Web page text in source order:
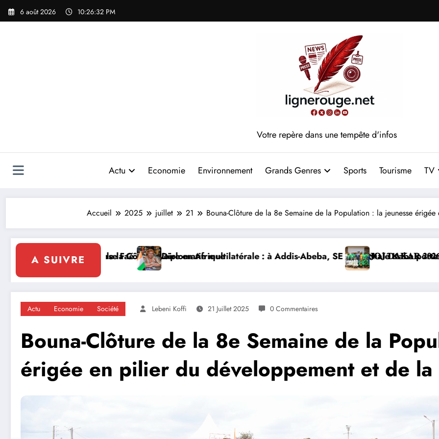
Aller
6 août 2026 10:26:34 PM
Votre repère dans une tempête d'infos
Actu Economie Environnement Grands Genres Sports Tourisme TV
Accueil 2025 juillet 21 Bouna-Clôture de la 8e Semaine de la Population : la jeunesse
A SUIVRE
Afrique
multilatérale : à Addis-Abeba, SE Mme Nialé Kaba porte la voix de la Côte d’Ivoire et lance la
𝐉𝐎𝐉 𝐃𝐀𝐊𝐀𝐑 𝟐𝟎𝟐𝟔 : 𝐋𝐄𝐒 𝐀𝐓𝐇𝐋È𝐓𝐄𝐒 𝐈𝐕𝐎𝐈𝐑𝐈𝐄𝐍𝐒
Actu Economie Société Lebeni Koffi 21 Juillet 2025 0 Commentaires
Bouna-Clôture de la 8e Semaine de la
érigée en pilier du développement et de